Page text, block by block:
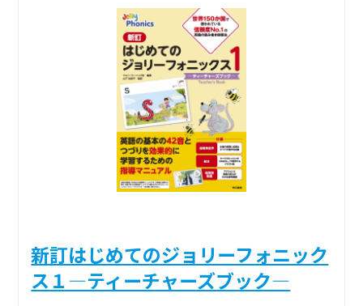
新訂はじめてのジョリーフォニック
ス１―ティーチャーズブック―